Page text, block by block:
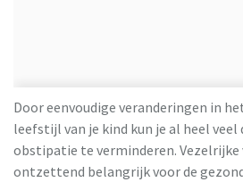
Door eenvoudige veranderingen in
leefstijl van je kind kun je al heel
obstipatie te verminderen.
ontzettend belangrijk voor de